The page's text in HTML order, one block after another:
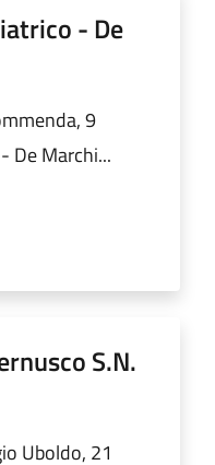
- De
9
De Marchi...
S.N.
Uboldo, 21